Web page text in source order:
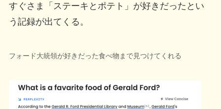
すぐさま「ステーキとポテト」が好きだったとい
う記録が出てくる。
フォード大統領が好きだった食べ物まで見つけてくれる